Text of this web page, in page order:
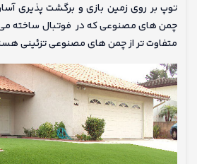
توپ بر روی زمین بازی و برگشت پذیری
چمن های مصنوعی که در فوتبال ساخته می
متفاوت تر از چمن های مصنوعی تزئینی